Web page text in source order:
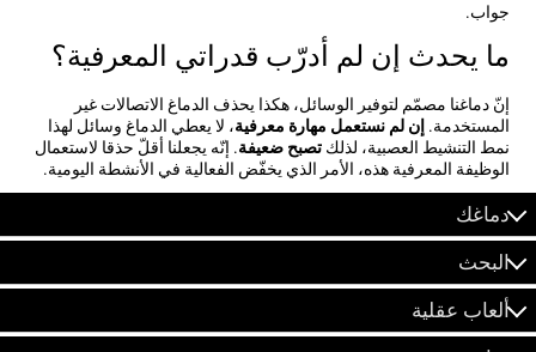
جواب.
ما يحدث إن لم أدرّب قدراتي المعرفية؟
إنّ دماغنا مصمّم لتوفير الوسائل، هكذا يحذف الدماغ الاتصالات غير
المستخدمة. إن لم نستعمل مهارة معرفية، لا يعطي الدماغ وسائل لهذا
نمط التنشيط العصبية، لذلكتصبح ضعيفة. إنّه يجعلنا أقلّ حذقا لاستعمال
الوظيفة المعرفية هذه، الأمر الذي يخفّض الفعالية في الأنشطة اليومية.
دماغك
البحث
ألعاب عقلية